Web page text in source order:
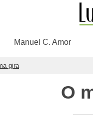
Manuel C. Amor
gira
O